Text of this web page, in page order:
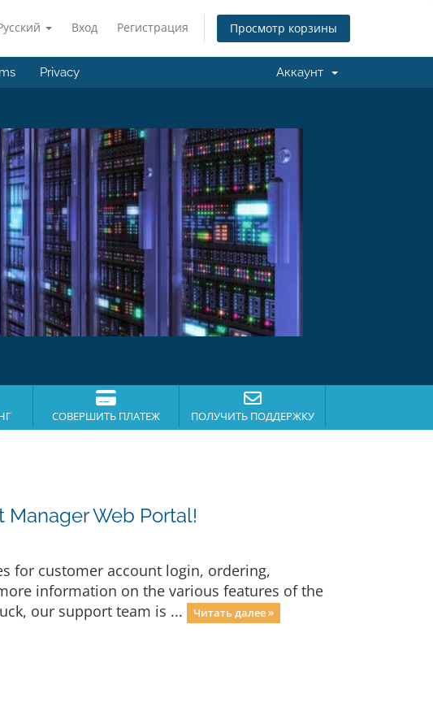
Вход Регистрация Просмотр корзины
Privacy Аккаунт
СОВЕРШИТЬ ПЛАТЕЖ ПОЛУЧИТЬ ПОДДЕРЖКУ
Web Portal!
for customer account login, ordering,
information on the various features of the
our support team is ...
Читать далее »